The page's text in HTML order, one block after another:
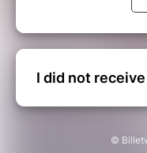
I did not
©